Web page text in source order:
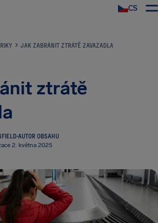
CS
JAK ZABRÁNIT ZTRÁTĚ ZAVAZADLA
ztrátě
·AUTOR OBSAHU
2. května 2025